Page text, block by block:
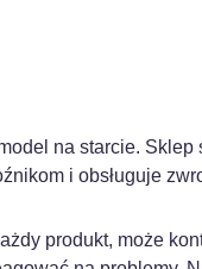
na starcie.
i obsługuje
produkt, może